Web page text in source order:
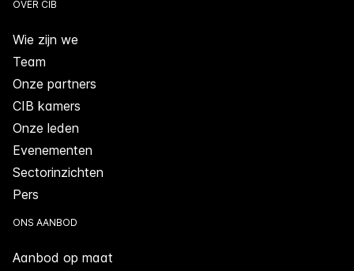
OVER CIB
Wie zijn we
Team
Onze partners
CIB kamers
Onze leden
Evenementen
Sectorinzichten
Pers
ONS AANBOD
Aanbod op maat